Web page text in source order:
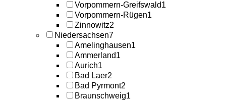
Vorpommern-Greifswald1
Vorpommern-Rügen1
Zinnowitz2
Niedersachsen7
Amelinghausen1
Ammerland1
Aurich1
Bad Laer2
Bad Pyrmont2
Braunschweig1